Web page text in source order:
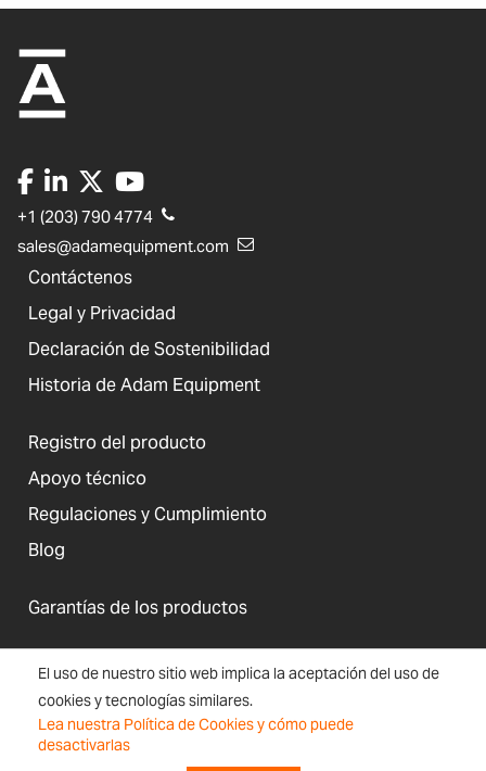
El uso de nuestro sitio web implica la aceptación del uso de
cookies y tecnologías similares.
Lea nuestra Política de Cookies y cómo puede
desactivarlas
+1 (203) 790 4774
sales@adamequipment.com
Contáctenos
Legal y Privacidad
Declaración de Sostenibilidad
Historia de Adam Equipment
Registro del producto
Apoyo técnico
Regulaciones y Cumplimiento
Blog
Garantías de los productos
Estados Unidos
Términos y
Condiciones
Accesibilidad, Cookies e
Información del Sitio Web
Inscripción